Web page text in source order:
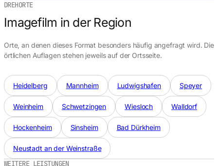
DREHORTE
Imagefilm in der Region
Orte, an denen dieses Format besonders häufig angefragt wird. Die
örtlichen Auflagen stehen jeweils auf der Ortsseite.
Heidelberg Mannheim Ludwigshafen Speyer
Weinheim Schwetzingen Wiesloch Walldorf
Hockenheim Sinsheim Bad Dürkheim
Neustadt an der Weinstraße
WEITERE LEISTUNGEN